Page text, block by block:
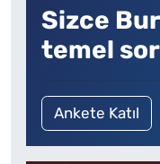
Sizce
temel
Ankete Katıl